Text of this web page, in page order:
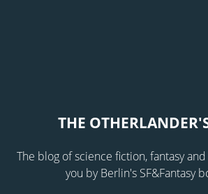
THE
The blog of science fiction, fantasy
you by Berlin's SF&Fantasy